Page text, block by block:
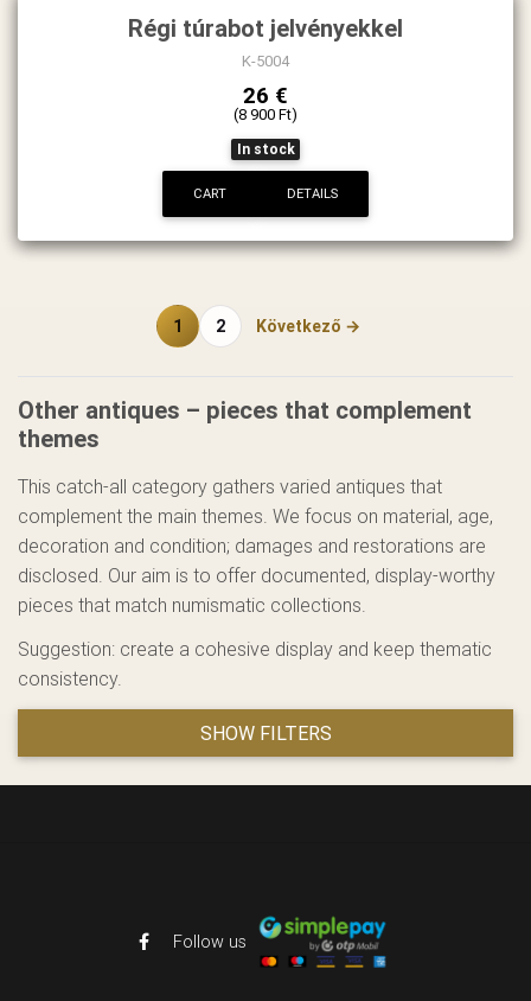
Régi túrabot jelvényekkel
K-5004
26 €
(8 900 Ft)
In stock
CART DETAILS
1 2 Következő →
Other antiques – pieces that complement
themes
This catch-all category gathers varied antiques that
complement the main themes. We focus on material, age,
decoration and condition; damages and restorations are
disclosed. Our aim is to offer documented, display-worthy
pieces that match numismatic collections.
Suggestion: create a cohesive display and keep thematic
consistency.
SHOW FILTERS
Follow us